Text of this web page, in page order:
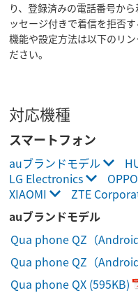
り、登録済みの電話番号か
ッセージ付きで着信を拒否す
機能や設定方法は以下のリ
ださい。
対応機種
スマートフォン
auブランドモデル
LG Electronics
OPPO
XIAOMI
ZTE
auブランドモデル
Qua phone QZ（Android
Qua phone QZ（Android
Qua phone QX (595KB)